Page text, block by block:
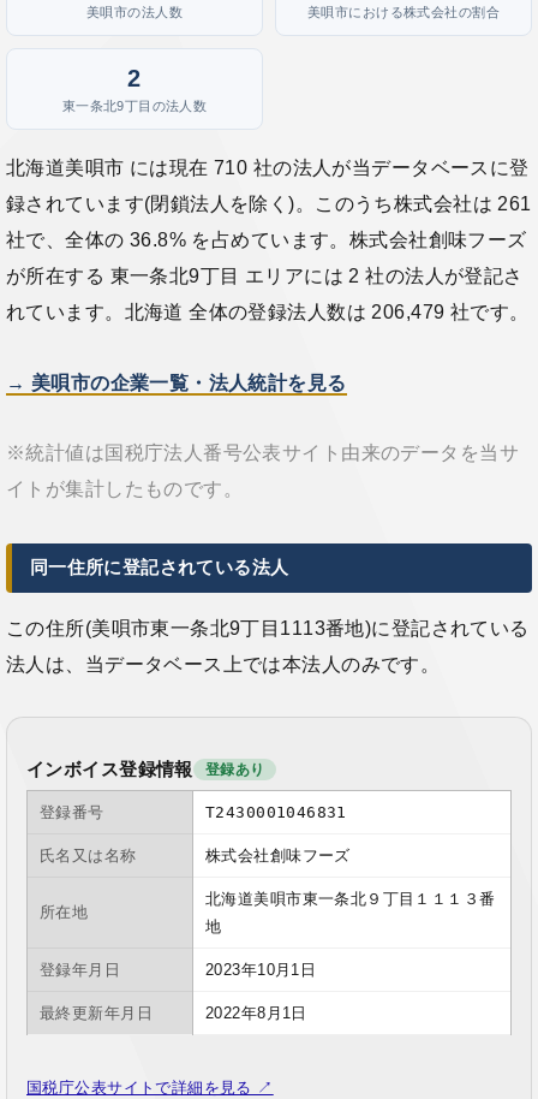
美唄市の法人数 美唄市における株式会社の割合
2
東一条北9丁目の法人数
北海道美唄市 には現在 710 社の法人が当データベースに登
録されています(閉鎖法人を除く)。このうち株式会社は 261
社で、全体の 36.8% を占めています。株式会社創味フーズ
が所在する 東一条北9丁目 エリアには 2 社の法人が登記さ
れています。北海道 全体の登録法人数は 206,479 社です。
→ 美唄市の企業一覧・法人統計を見る
※統計値は国税庁法人番号公表サイト由来のデータを当サ
イトが集計したものです。
同一住所に登記されている法人
この住所(美唄市東一条北9丁目1113番地)に登記されている
法人は、当データベース上では本法人のみです。
インボイス登録情報 登録あり
登録番号 T2430001046831
氏名又は名称 株式会社創味フーズ
所在地
北海道美唄市東一条北９丁目１１１３番
地
登録年月日 2023年10月1日
最終更新年月日 2022年8月1日
国税庁公表サイトで詳細を見る ↗